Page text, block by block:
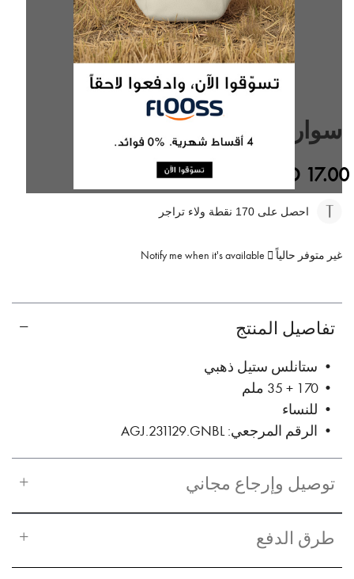
بداية
معرض
سوار فاشن
BHD 17.00
BHD 35.00
احصل على 170 نقطة ولاء تراجر
غير متوفر حالياً Notify me when it's available
تفاصيل المنتج
• ستانلس ستيل ذهبي
• 170 + 35 ملم
• للنساء
• الرقم المرجعي: AGJ.231129.GNBL
توصيل وإرجاع مجاني
طرق الدفع